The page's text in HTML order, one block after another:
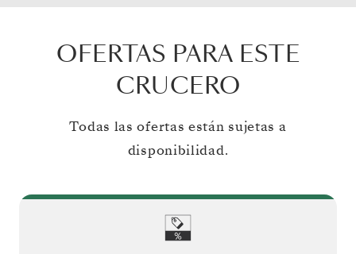
OFERTAS PARA ESTE
CRUCERO
Todas las ofertas están sujetas a
disponibilidad.